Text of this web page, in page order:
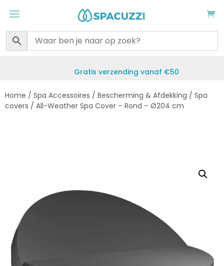
Gratis verzending vanaf €50
Home / Spa Accessoires / Bescherming & Afdekking / Spa
covers / All-Weather Spa Cover – Rond – Ø204 cm